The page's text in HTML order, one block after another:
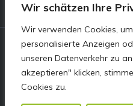
Wir schätzen Ihre
Wir verwenden Cookies,
personalisierte Anzeigen
unseren Datenverkehr zu
akzeptieren" klicken,
Cookies zu.
© E&S Motors GmbH,
Linzer Straße 83 4240
Freistadt